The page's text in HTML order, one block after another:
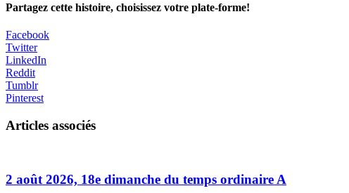
Partagez cette histoire, choisissez votre plate-forme!
Facebook
Twitter
LinkedIn
Reddit
Tumblr
Pinterest
Articles associés
2 août 2026, 18e dimanche du temps ordinaire A